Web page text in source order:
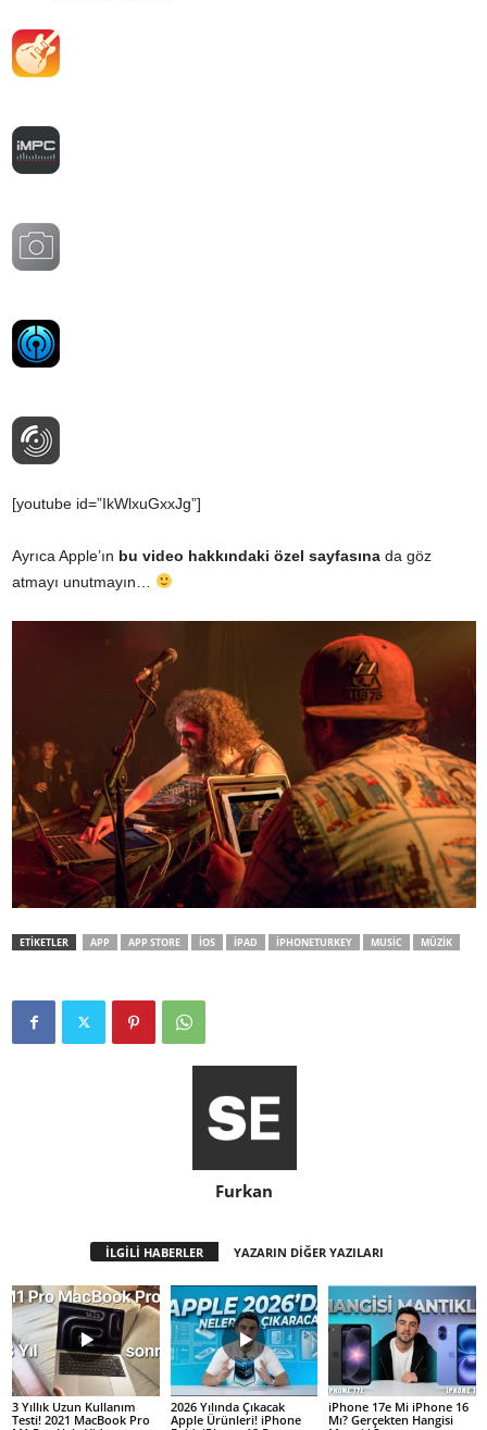
[youtube id=”IkWlxuGxxJg”]
Ayrıca Apple’ın bu video hakkındaki özel sayfasına da göz
atmayı unutmayın…
ETİKETLER APP APP STORE IOS IPAD IPHONETURKEY MUSIC MÜZIK
Furkan
İLGİLİ HABERLER YAZARIN DİĞER YAZILARI
3 Yıllık Uzun Kullanım
Testi! 2021 MacBook Pro
2026 Yılında Çıkacak
Apple Ürünleri! iPhone
iPhone 17e Mi iPhone 16
Mı? Gerçekten Hangisi